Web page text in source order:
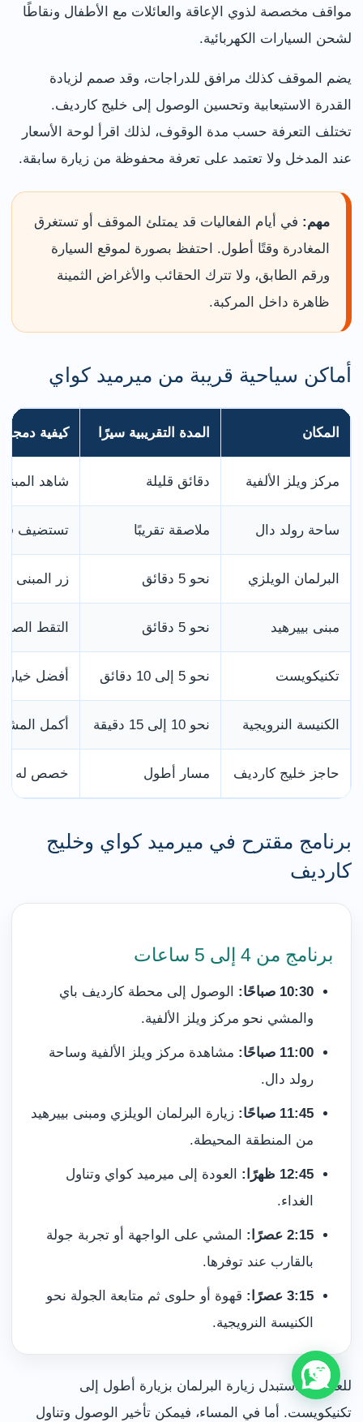
مواقف مخصصة لذوي الإعاقة والعائلات مع الأطفال ونقاطًا
لشحن السيارات الكهربائية.
يضم الموقف كذلك مرافق للدراجات، وقد صمم لزيادة
القدرة الاستيعابية وتحسين الوصول إلى خليج كارديف.
تختلف التعرفة حسب مدة الوقوف، لذلك اقرأ لوحة الأسعار
عند المدخل ولا تعتمد على تعرفة محفوظة من زيارة سابقة.
مهم: في أيام الفعاليات قد يمتلئ الموقف أو تستغرق
المغادرة وقتًا أطول. احتفظ بصورة لموقع السيارة
ورقم الطابق، ولا تترك الحقائب والأغراض الثمينة
ظاهرة داخل المركبة.
أماكن سياحية قريبة من ميرميد كواي
المكان المدة التقريبية سيرًا كيفية دمجه
مركز ويلز الألفية دقائق قليلة شاهد
ساحة رولد دال ملاصقة تقريبًا تستضيف
البرلمان الويلزي نحو 5 دقائق زر المبنى
مبنى بييرهيد نحو 5 دقائق التقط
تكنيكويست نحو 5 إلى 10 دقائق أفضل خيار
الكنيسة النرويجية نحو 10 إلى 15 دقيقة أكمل
حاجز خليج كارديف مسار أطول خصص له
برنامج مقترح في ميرميد كواي وخليج
كارديف
برنامج من 4 إلى 5 ساعات
10:30 صباحًا:
الوصول إلى محطة كارديف باي
والمشي نحو مركز ويلز الألفية.
11:00 صباحًا:
مشاهدة مركز ويلز الألفية وساحة
رولد دال.
11:45 صباحًا:
زيارة البرلمان الويلزي ومبنى بييرهيد
من المنطقة المحيطة.
12:45 ظهرًا:
العودة إلى ميرميد كواي وتناول
الغداء.
2:15 عصرًا:
المشي على الواجهة أو تجربة جولة
بالقارب عند توفرها.
3:15 عصرًا:
قهوة أو حلوى ثم متابعة الجولة نحو
الكنيسة النرويجية.
للعائلات، استبدل زيارة البرلمان بزيارة أطول إلى
تكنيكويست. أما في المساء، فيمكن تأخير الوصول وتناول